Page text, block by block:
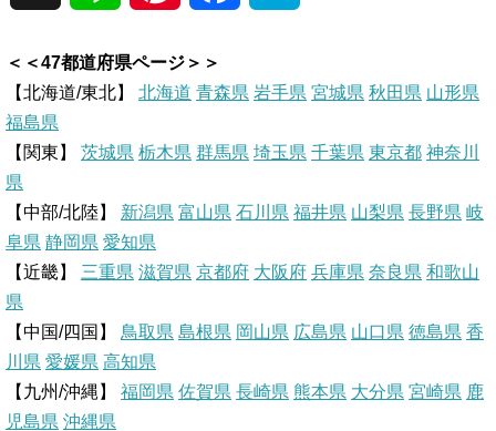
n n
s
t
c
k
t
＜＜47都道府県ページ＞＞
【北海道/東北】 北海道 青森県 岩手県 宮城県 秋田県 山形県
福島県
【関東】 茨城県 栃木県 群馬県 埼玉県 千葉県 東京都 神奈川
県
【中部/北陸】 新潟県 富山県 石川県 福井県 山梨県 長野県 岐
阜県 静岡県 愛知県
【近畿】 三重県 滋賀県 京都府 大阪府 兵庫県 奈良県 和歌山
県
【中国/四国】 鳥取県 島根県 岡山県 広島県 山口県 徳島県 香
川県 愛媛県 高知県
【九州/沖縄】 福岡県 佐賀県 長崎県 熊本県 大分県 宮崎県 鹿
児島県 沖縄県